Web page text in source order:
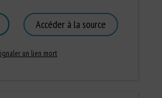
Accéder à la source
un lien mort